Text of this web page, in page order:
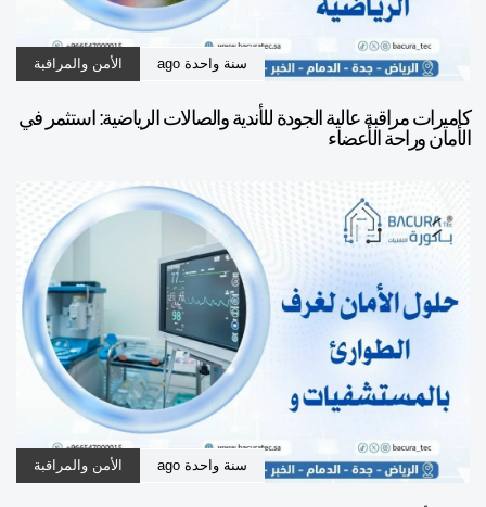
سنة واحدة ago الأمن والمراقبة
كاميرات مراقبة عالية الجودة للأندية والصالات الرياضية: استثمر في
الأمان وراحة الأعضاء
سنة واحدة ago الأمن والمراقبة